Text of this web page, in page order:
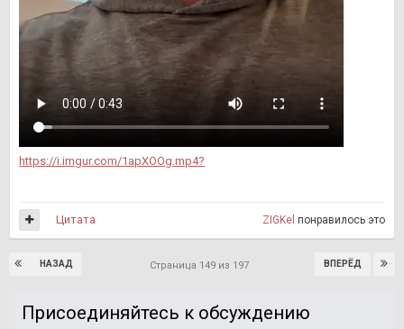
https://i.imgur.com/1apXOOg.mp4?
ZIGKel понравилось это
Цитата
НАЗАД ВПЕРЁД
Страница 149 из 197
Присоединяйтесь к обсуждению